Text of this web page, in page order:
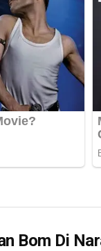
Bom Di